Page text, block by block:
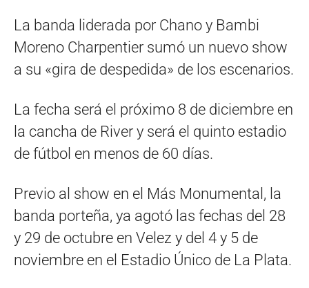
La banda liderada por Chano y Bambi
Moreno Charpentier sumó un nuevo show
a su «gira de despedida» de los escenarios.
La fecha será el próximo 8 de diciembre en
la cancha de River y será el quinto estadio
de fútbol en menos de 60 días.
Previo al show en el Más Monumental, la
banda porteña, ya agotó las fechas del 28
y 29 de octubre en Velez y del 4 y 5 de
noviembre en el Estadio Único de La Plata.